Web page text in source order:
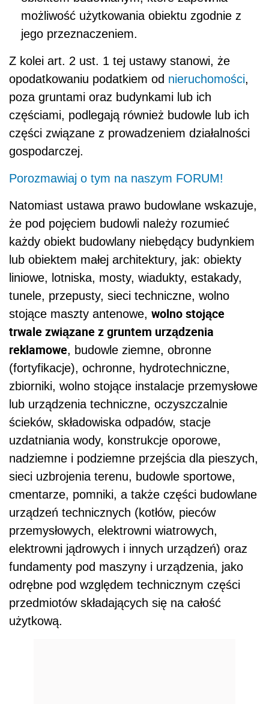
możliwość użytkowania obiektu zgodnie z
jego przeznaczeniem.
Z kolei art. 2 ust. 1 tej ustawy stanowi, że
opodatkowaniu podatkiem od nieruchomości,
poza gruntami oraz budynkami lub ich
częściami, podlegają również budowle lub ich
części związane z prowadzeniem działalności
gospodarczej.
Porozmawiaj o tym na naszym FORUM!
Natomiast ustawa prawo budowlane wskazuje,
że pod pojęciem budowli należy rozumieć
każdy obiekt budowlany niebędący budynkiem
lub obiektem małej architektury, jak: obiekty
liniowe, lotniska, mosty, wiadukty, estakady,
tunele, przepusty, sieci techniczne, wolno
stojące maszty antenowe, wolno stojące
trwale związane z gruntem urządzenia
reklamowe, budowle ziemne, obronne
(fortyfikacje), ochronne, hydrotechniczne,
zbiorniki, wolno stojące instalacje przemysłowe
lub urządzenia techniczne, oczyszczalnie
ścieków, składowiska odpadów, stacje
uzdatniania wody, konstrukcje oporowe,
nadziemne i podziemne przejścia dla pieszych,
sieci uzbrojenia terenu, budowle sportowe,
cmentarze, pomniki, a także części budowlane
urządzeń technicznych (kotłów, pieców
przemysłowych, elektrowni wiatrowych,
elektrowni jądrowych i innych urządzeń) oraz
fundamenty pod maszyny i urządzenia, jako
odrębne pod względem technicznym części
przedmiotów składających się na całość
użytkową.